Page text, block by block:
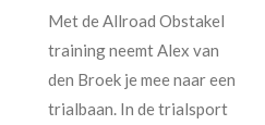
Met de Allroad Obstakel
training neemt Alex van
den Broek je mee naar een
trialbaan. In de trialsport